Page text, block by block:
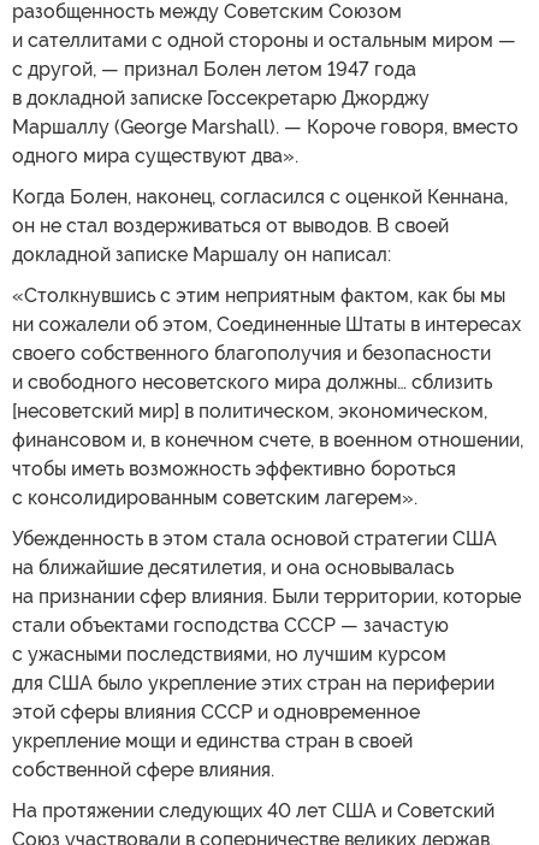
разобщенность между Советским Союзом
и сателлитами с одной стороны и остальным миром —
с другой, — признал Болен летом 1947 года
в докладной записке Госсекретарю Джорджу
Маршаллу (George Marshall). — Короче говоря, вместо
одного мира существуют два».
Когда Болен, наконец, согласился с оценкой Кеннана,
он не стал воздерживаться от выводов. В своей
докладной записке Маршалу он написал:
«Столкнувшись с этим неприятным фактом, как бы мы
ни сожалели об этом, Соединенные Штаты в интересах
своего собственного благополучия и безопасности
и свободного несоветского мира должны… сблизить
[несоветский мир] в политическом, экономическом,
финансовом и, в конечном счете, в военном отношении,
чтобы иметь возможность эффективно бороться
с консолидированным советским лагерем».
Убежденность в этом стала основой стратегии США
на ближайшие десятилетия, и она основывалась
на признании сфер влияния. Были территории, которые
стали объектами господства СССР — зачастую
с ужасными последствиями, но лучшим курсом
для США было укрепление этих стран на периферии
этой сферы влияния СССР и одновременное
укрепление мощи и единства стран в своей
собственной сфере влияния.
На протяжении следующих 40 лет США и Советский
Союз участвовали в соперничестве великих держав,